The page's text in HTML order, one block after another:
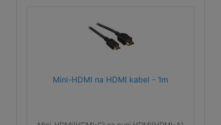
Mini-HDMI na HDMI kabel - 1m